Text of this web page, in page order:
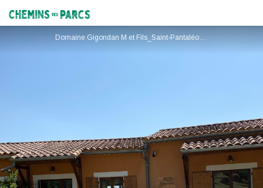
Chemins des Parcs
Domaine Gigondan M et Fils_Saint-Pantaléon-les-Vignes - DOMAINE GIGONDAN